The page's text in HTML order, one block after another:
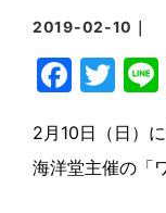
2019-02-10｜
F
c
e
T
itt
er
2月10日（日）
海洋堂主催の「